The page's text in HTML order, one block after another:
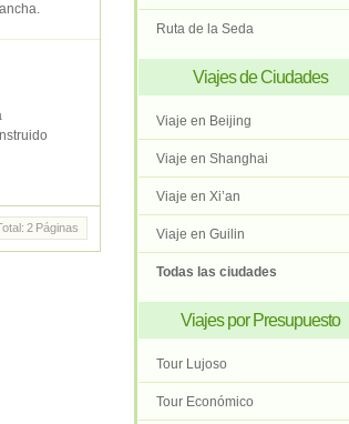
Ruta de la Seda
Viajes de Ciudades
Viaje en Beijing
Viaje en Shanghai
Viaje en Xi’an
Viaje en Guilin
Todas las ciudades
Viajes por Presupuesto
Tour Lujoso
Tour Económico
2 Páginas